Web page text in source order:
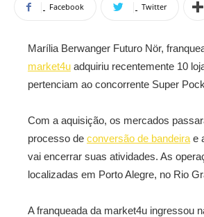
Facebook Twitter
Marília Berwanger Futuro Nör,
market4u adquiriu recentemente 10
pertenciam ao concorrente Super
Com a aquisição, os mercados
processo de conversão de bandeira e
vai encerrar suas atividades. As
localizadas em Porto Alegre, no Rio
A franqueada da market4u ingressou